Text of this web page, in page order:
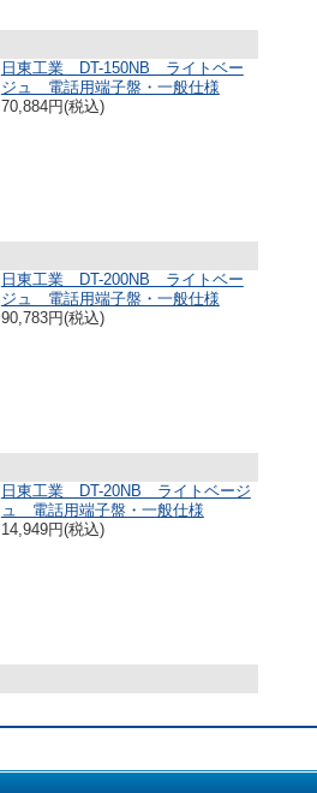
日東工業 DT-150NB ライトベー
ジュ 電話用端子盤・一般仕様
70,884円(税込)
日東工業 DT-200NB ライトベー
ジュ 電話用端子盤・一般仕様
90,783円(税込)
日東工業 DT-20NB ライトベージ
ュ 電話用端子盤・一般仕様
14,949円(税込)